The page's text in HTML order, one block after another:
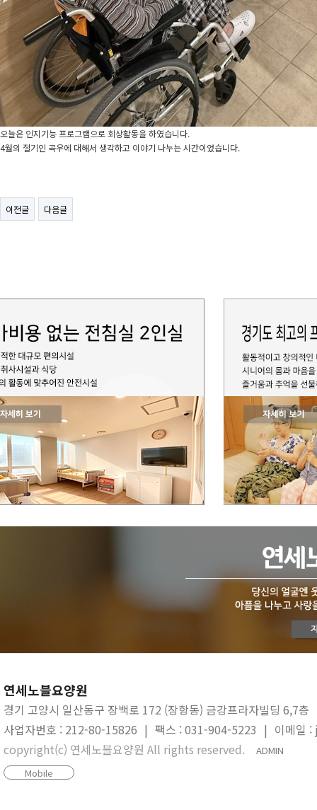
오늘은 인지기능 프로그램으로 회상활동을 하였습니다.
4월의 절기인 곡우에 대해서 생각하고 이야기 나누는 시간이었습니다.
이전글 다음글
연세노블요양원
경기 고양시 일산동구 장백로 172 (장항동) 금강프라자빌딩 6,7층
사업자번호 : 212-80-15826 | 팩스 : 031-904-5223 | 이메일
copyright(c) 연세노블요양원 All rights reserved.
ADMIN
Mobile